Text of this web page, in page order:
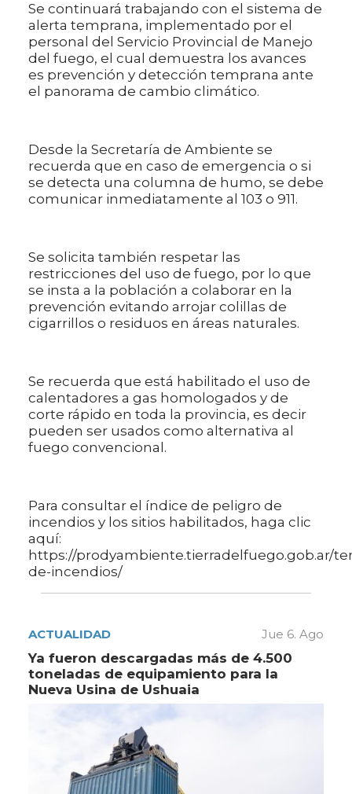
Se continuará trabajando con el sistema de
alerta temprana, implementado por el
personal del Servicio Provincial de Manejo
del fuego, el cual demuestra los avances
es prevención y detección temprana ante
el panorama de cambio climático.
Desde la Secretaría de Ambiente se
recuerda que en caso de emergencia o si
se detecta una columna de humo, se debe
comunicar inmediatamente al 103 o 911.
Se solicita también respetar las
restricciones del uso de fuego, por lo que
se insta a la población a colaborar en la
prevención evitando arrojar colillas de
cigarrillos o residuos en áreas naturales.
Se recuerda que está habilitado el uso de
calentadores a gas homologados y de
corte rápido en toda la provincia, es decir
pueden ser usados como alternativa al
fuego convencional.
Para consultar el índice de peligro de
incendios y los sitios habilitados, haga clic
aquí:
https://prodyambiente.tierradelfuego.gob.ar/
de-incendios/
ACTUALIDAD Jue 6. Ago
Ya fueron descargadas más de 4.500
toneladas de equipamiento para la
Nueva Usina de Ushuaia